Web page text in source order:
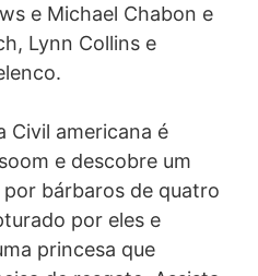
e Michael Chabon e
Lynn Collins e
Civil americana é
e descobre um
bárbaros de quatro
por eles e
princesa que